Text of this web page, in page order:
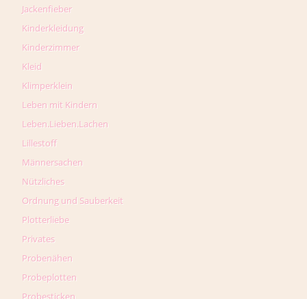
Jackenfieber
Kinderkleidung
Kinderzimmer
Kleid
Klimperklein
Leben mit Kindern
Leben.Lieben.Lachen
Lillestoff
Männersachen
Nützliches
Ordnung und Sauberkeit
Plotterliebe
Privates
Probenähen
Probeplotten
Probesticken